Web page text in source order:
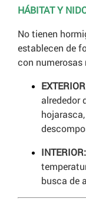
HÁBITAT Y
No tienen
establecen de
con numerosas
alrededor
INTERIOR:
busca de